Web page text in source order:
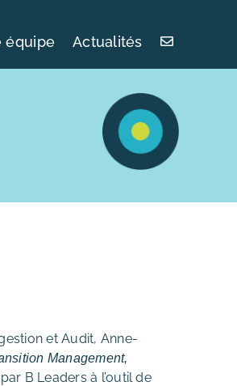
équipe Actualités
et Audit, Anne-
Management,
B Leaders à l’outil de